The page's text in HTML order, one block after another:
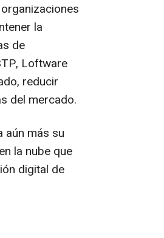
la
de
Loftware
reducir
del mercado.
aún más su
la nube que
digital de